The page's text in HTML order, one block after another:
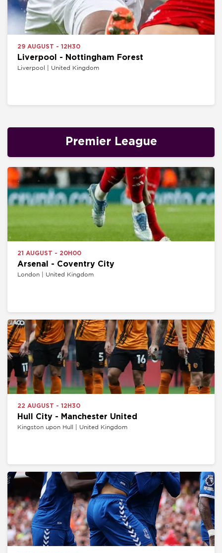
29 AUGUST - 12H30
Liverpool - Nottingham Forest
Liverpool | United Kingdom
Premier League
21 AUGUST - 20H00
Arsenal - Coventry City
London | United Kingdom
22 AUGUST - 12H30
Hull City - Manchester United
Kingston upon Hull | United Kingdom